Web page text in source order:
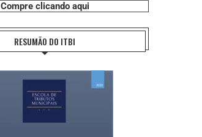
Compre clicando aqui
RESUMÃO DO ITBI